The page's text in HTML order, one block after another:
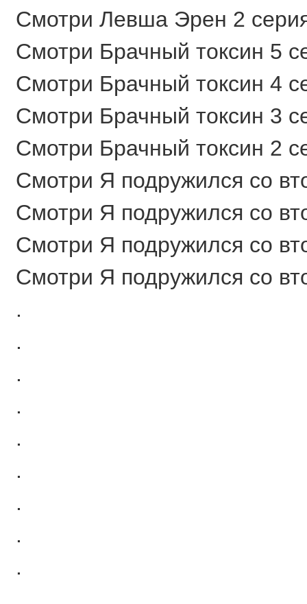
Смотри Левша Эрен 2
Смотри Брачный токсин 5
Смотри Брачный токсин 4
Смотри Брачный токсин 3
Смотри Брачный токсин 2
Смотри Я подружился со
Смотри Я подружился со
Смотри Я подружился со
Смотри Я подружился со
.
.
.
.
.
.
.
.
.